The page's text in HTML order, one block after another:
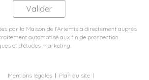
par la Maison de l'Artemisia directement auprès
automatisé aux fin de prospection
et d'études marketing.
Mentions légales
Plan du site